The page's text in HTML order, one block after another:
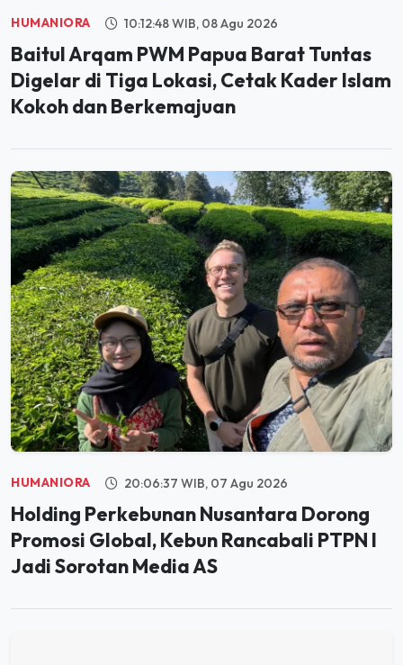
Baitul Arqam PWM Papua Barat Tuntas
Digelar di Tiga Lokasi, Cetak Kader Islam
Kokoh dan Berkemajuan
HUMANIORA 20:06:37 WIB, 07 Agu 2026
Holding Perkebunan Nusantara Dorong
Promosi Global, Kebun Rancabali PTPN I
Jadi Sorotan Media AS